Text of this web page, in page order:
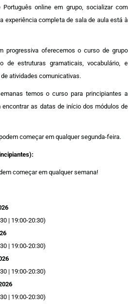
online em grupo, socializar com
experiência completa de sala de aula está à
progressiva oferecemos o curso de grupo
de estruturas gramaticais, vocabulário, e
atividades comunicativas.
temos o curso para principiantes a
encontrar as datas de início dos módulos de
começar em qualquer segunda-feira.
começar em qualquer semana!
| 19:00-20:30)
| 19:00-20:30)
| 19:00-20:30)
| 19:00-20:30)